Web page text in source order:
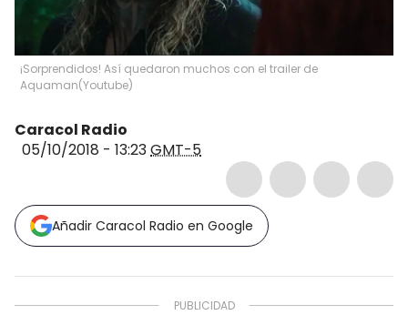
¡Sorprendidos! Así quedaron muchos con el trailer de
Aquaman(Youtube)
Caracol Radio
05/10/2018 - 13:23GMT-5
Añadir Caracol Radio en Google